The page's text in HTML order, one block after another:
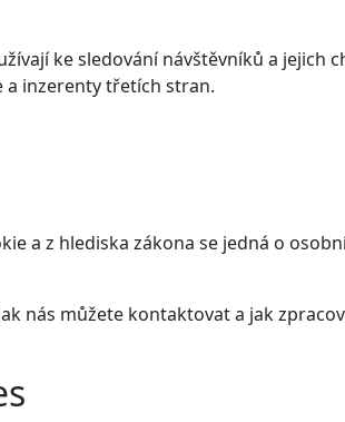
ke sledování návštěvníků a
a inzerenty třetích stran.
a z hlediska zákona se jedná o
nás můžete kontaktovat a jak